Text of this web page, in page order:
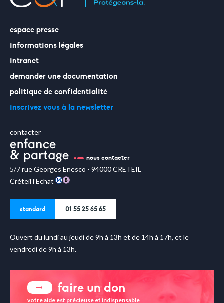
espace presse
informations légales
intranet
demander une documentation
politique de confidentialité
inscrivez vous à la newsletter
contacter
nous contacter
5/7 rue Georges Enesco - 94000 CRETEIL
Créteil l’Echat
standard 01 55 25 65 65
Ouvert du lundi au jeudi de 9h à 13h et de 14h à 17h, et le
vendredi de 9h à 13h.
faire un don
votre aide est précieuse et indispensable